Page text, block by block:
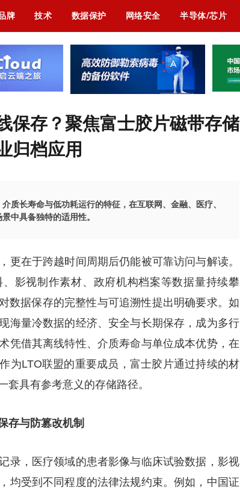
牌 技术 数据保护 网络安全 半导体/芯片
保存？聚焦富士胶片磁带存储
归档应用
质长寿命与低功耗运行的特征，在互联网、金融、医疗、
中具备独特的适用性。
更在于跨越时间周期后仍能被可靠访问与解读。
影视制作素材、政府机构档案等数据量持续攀
数据保存的完整性与可追溯性提出明确要求。如
海量冷数据的经济、安全与长期保存，成为多行
凭借其离线特性、介质寿命与单位成本优势，在
为LTO联盟的重要成员，富士胶片通过持续的材
具有参考意义的存储路径。
存与防篡改机制
录，医疗领域的患者影像与临床试验数据，影视
均受到不同程度的法律法规约束。例如，中国证